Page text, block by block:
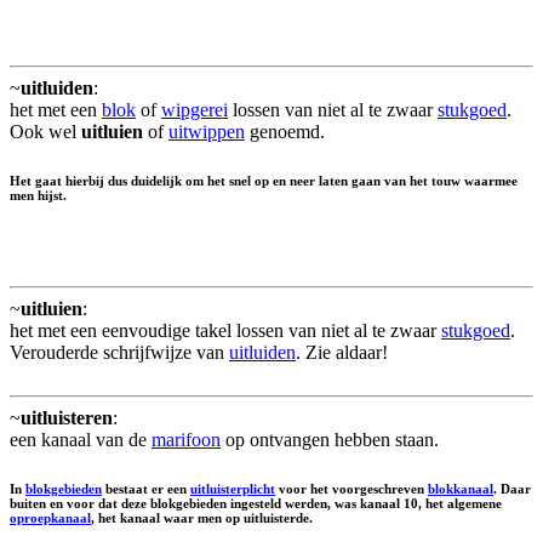
~uitluiden:
het met een blok ofwipgerei lossen van niet al te zwaarstukgoed.
Ook wel uitluien ofuitwippen genoemd.
Het gaat hierbij dus duidelijk om het snel op en neer laten gaan van het touw waarmee
men hijst.
~uitluien:
het met een eenvoudige takel lossen van niet al te zwaarstukgoed.
Verouderde schrijfwijze van uitluiden. Zie aldaar!
~uitluisteren:
een kanaal van de marifoon op ontvangen hebben staan.
In blokgebieden bestaat er een uitluisterplicht voor het voorgeschreven blokkanaal. Daar
buiten en voor dat deze blokgebieden ingesteld werden, was kanaal 10, het algemene
oproepkanaal, het kanaal waar men op uitluisterde.